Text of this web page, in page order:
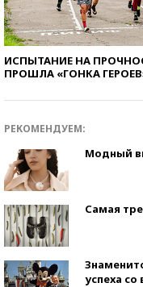
ИСПЫТАНИЕ НА
ПРОШЛА «ГОНКА
РЕКОМЕНДУЕМ:
Модный
Самая
успеха